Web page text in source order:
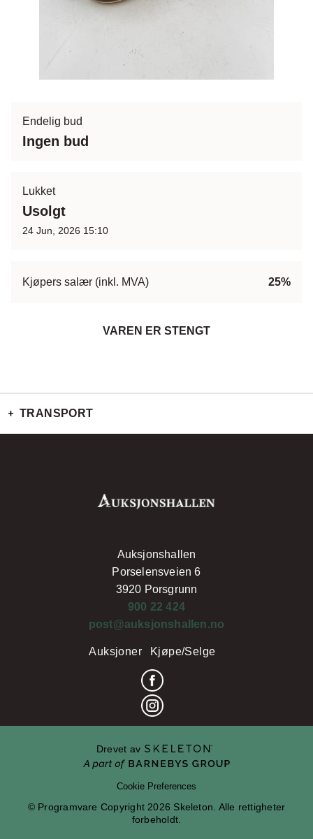
Endelig bud
Ingen bud
Lukket
Usolgt
24 Jun, 2026 15:10
Kjøpers salær (inkl. MVA) 25%
VAREN ER STENGT
TRANSPORT
Auksjonshallen
Porselensveien 6
3920 Porsgrunn
900 22 424
post@auksjonshallen.no
Auksjoner Kjøpe/Selge
Drevet av
Cookie Preferences
© Programvare Copyright 2026 Skeleton. Alle rettigheter
forbeholdt.